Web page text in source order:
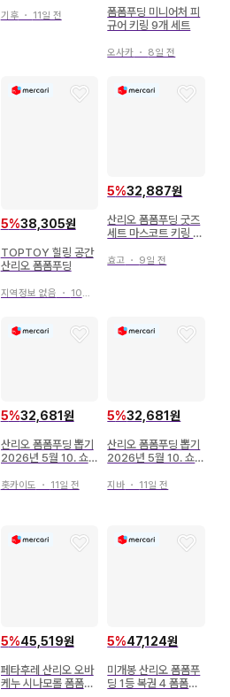
기후・ 11일 전
폼폼푸딩 미니어처 피
규어 키링 9개 세트
오사카 ・ 8일 전
5%38,305원
TOPTOY 힐링 공간
산리오 폼폼푸딩
지역정보 없음 ・ 10일 전
5%32,887원
산리오 폼폼푸딩 굿즈
세트 마스코트 키링 가
효고 ・ 9일 전
5%32,681원
산리오 폼폼푸딩 뽑기
2026년 5월 10. 쇼핑
홋카이도 ・ 11일 전
5%32,681원
산리오 폼폼푸딩 뽑기
2026년 5월 10. 쇼핑
지바 ・ 11일 전
5%45,519원
페타후레 산리오 오바
케누 시나모롤 폼폼푸
5%47,124원
미개봉 산리오 폼폼푸
딩 1등 복권 4 폼폼푸